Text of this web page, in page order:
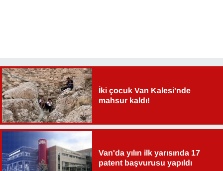
İki çocuk Van Kalesi'nde
mahsur kaldı!
Van'da yılın ilk yarısında 17
patent başvurusu yapıldı